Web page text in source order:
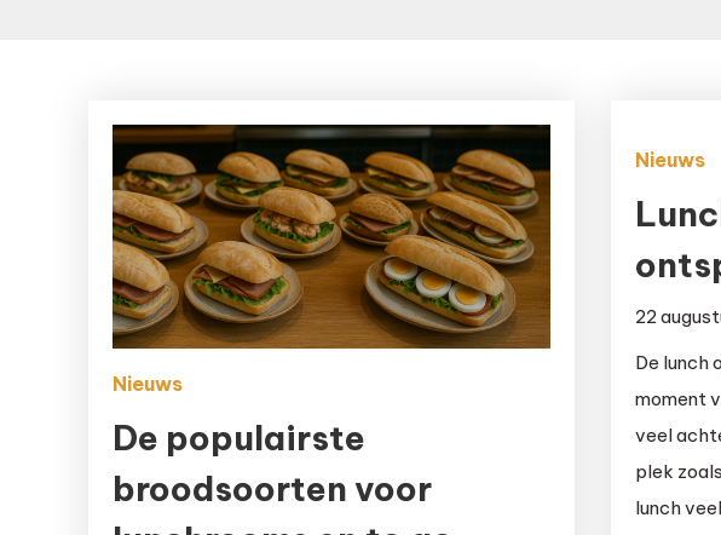
Nieuws
De populairste
broodsoorten voor
Nieuws
22
De lunch
moment
veel
plek
lunch